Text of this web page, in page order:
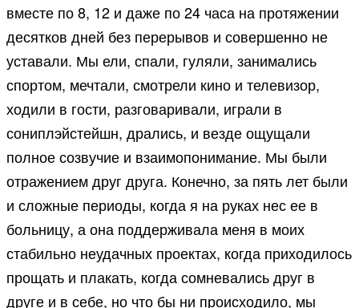
вместе по 8, 12 и даже по 24 часа на протяжении
десятков дней без перерывов и совершенно не
уставали. Мы ели, спали, гуляли, занимались
спортом, мечтали, смотрели кино и телевизор,
ходили в гости, разговаривали, играли в
сониплэйстейшн, дрались, и везде ощущали
полное созвучие и взаимопонимание. Мы были
отражением друг друга. Конечно, за пять лет были
и сложные периоды, когда я на руках нес ее в
больницу, а она поддерживала меня в моих
стабильно неудачных проектах, когда приходилось
прощать и плакать, когда сомневались друг в
друге и в себе, но что бы ни происходило, мы